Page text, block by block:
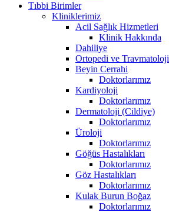
Tıbbi Birimler
Kliniklerimiz
Acil Sağlık Hizmetleri
Klinik Hakkında
Dahiliye
Ortopedi ve Travmatoloji
Beyin Cerrahi
Doktorlarımız
Kardiyoloji
Doktorlarımız
Dermatoloji (Cildiye)
Doktorlarımız
Üroloji
Doktorlarımız
Göğüs Hastalıkları
Doktorlarımız
Göz Hastalıkları
Doktorlarımız
Kulak Burun Boğaz
Doktorlarımız